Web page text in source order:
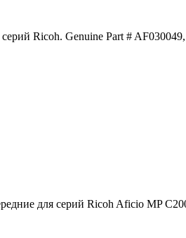
Ricoh. Genuine Part #
для серий Ricoh Aficio MP